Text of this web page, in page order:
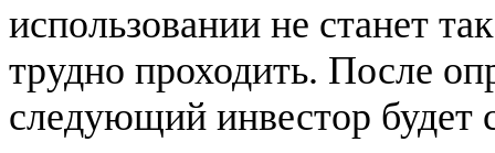
использовании не станет
трудно проходить. После
следующий инвестор будет